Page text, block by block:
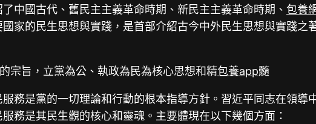
中國古代、舊民主主義革命時期、新民主主義革命時期、包養
家的民生思想與實踐，是首部介紹古今中外民生思想與實踐之
宗旨，立黨為公、執政為民為核心思想和精包養app髓
務是黨的一切理論和行動的根本指導方針。習近平同志在領導
務是其民生觀的核心和靈魂。主要體現在以下幾個方面：